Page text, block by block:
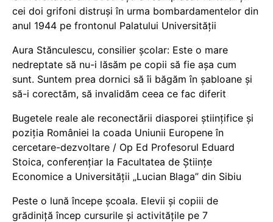
cei doi grifoni distruși în urma bombardamentelor din
anul 1944 pe frontonul Palatului Universității
Aura Stănculescu, consilier școlar: Este o mare
nedreptate să nu-i lăsăm pe copii să fie așa cum
sunt. Suntem prea dornici să îi băgăm în șabloane și
să-i corectăm, să invalidăm ceea ce fac diferit
Bugetele reale ale reconectării diasporei științifice și
poziția României la coada Uniunii Europene în
cercetare-dezvoltare / Op Ed Profesorul Eduard
Stoica, conferențiar la Facultatea de Științe
Economice a Universității „Lucian Blaga” din Sibiu
Peste o lună începe școala. Elevii și copiii de
grădiniță încep cursurile și activitățile pe 7